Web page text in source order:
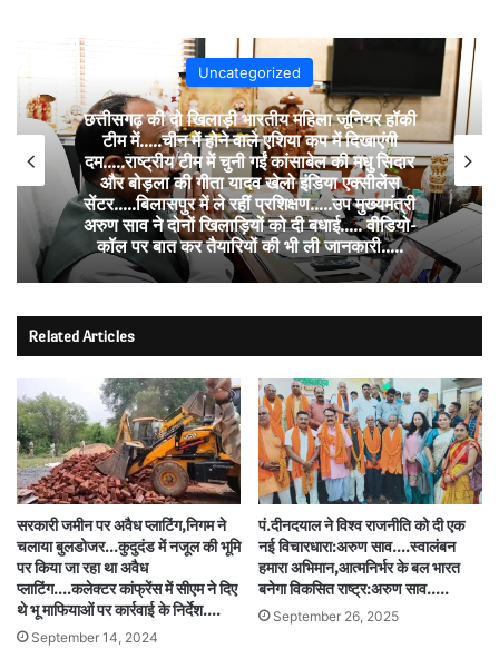
Uncategorized
छत्तीसगढ़ की दो खिलाड़ी भारतीय महिला जूनियर हॉकी
टीम में…..चीन में होने वाले एशिया कप में दिखाएंगी
दम…..राष्ट्रीय टीम में चुनी गईं कांसाबेल की मधु सिदार
और बोड़ला की गीता यादव खेलो इंडिया एक्सीलेंस
सेंटर…..बिलासपुर में ले रहीं प्रशिक्षण…..उप मुख्यमंत्री
अरुण साव ने दोनों खिलाड़ियों को दी बधाई….. वीडियो-
कॉल पर बात कर तैयारियों की भी ली जानकारी…..
Related Articles
सरकारी जमीन पर अवैध प्लाटिंग,निगम ने
चलाया बुलडोजर…कुदुदंड में नजूल की भूमि
पर किया जा रहा था अवैध
प्लाटिंग….कलेक्टर कांफ्रेंस में सीएम ने दिए
थे भू माफियाओं पर कार्रवाई के निर्देश….
September 14, 2024
पं.दीनदयाल ने विश्व राजनीति को दी एक
नई विचारधारा:अरुण साव….स्वालंबन
हमारा अभिमान,आत्मनिर्भर के बल भारत
बनेगा विकसित राष्ट्र:अरुण साव…..
September 26, 2025